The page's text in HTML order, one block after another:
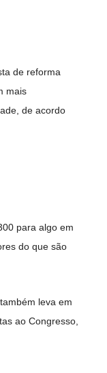
de reforma
mais
de acordo
para algo em
do que são
leva em
ao Congresso,